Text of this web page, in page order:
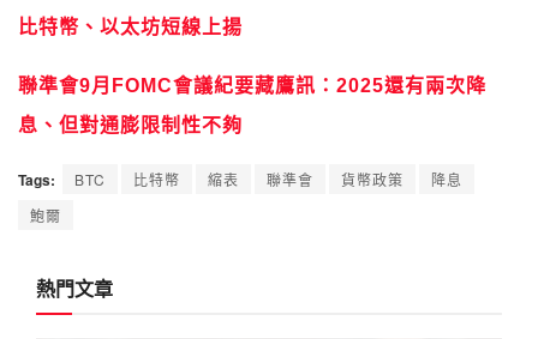
比特幣、以太坊短線上揚
聯準會9月FOMC會議紀要藏鷹訊：2025還有兩次降
息、但對通膨限制性不夠
Tags: BTC 比特幣 縮表 聯準會 貨幣政策
降息
鮑爾
熱門文章